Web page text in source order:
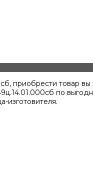
приобрести товар
по
изготовителя.